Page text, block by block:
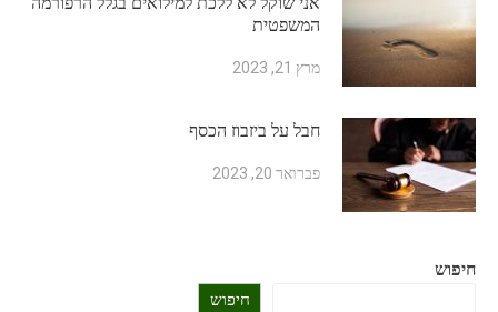
המשפטית
מרץ 21, 2023
חבל על ביזבוז הכסף
פברואר 20, 2023
חיפוש
חיפוש